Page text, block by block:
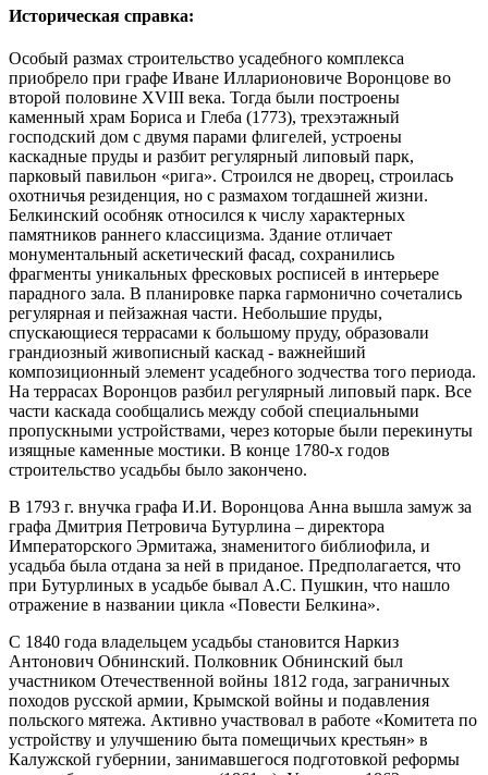
Историческая справка:
Особый размах строительство усадебного комплекса
приобрело при графе Иване Илларионовиче Воронцове во
второй половине XVIII века. Тогда были построены
каменный храм Бориса и Глеба (1773), трехэтажный
господский дом с двумя парами флигелей, устроены
каскадные пруды и разбит регулярный липовый парк,
парковый павильон «рига». Строился не дворец, строилась
охотничья резиденция, но с размахом тогдашней жизни.
Белкинский особняк относился к числу характерных
памятников раннего классицизма. Здание отличает
монументальный аскетический фасад, сохранились
фрагменты уникальных фресковых росписей в интерьере
парадного зала. В планировке парка гармонично сочетались
регулярная и пейзажная части. Небольшие пруды,
спускающиеся террасами к большому пруду, образовали
грандиозный живописный каскад - важнейший
композиционный элемент усадебного зодчества того периода.
На террасах Воронцов разбил регулярный липовый парк. Все
части каскада сообщались между собой специальными
пропускными устройствами, через которые были перекинуты
изящные каменные мостики. В конце 1780-х годов
строительство усадьбы было закончено.
В 1793 г. внучка графа И.И. Воронцова Анна вышла замуж за
графа Дмитрия Петровича Бутурлина – директора
Императорского Эрмитажа, знаменитого библиофила, и
усадьба была отдана за ней в приданое. Предполагается, что
при Бутурлиных в усадьбе бывал А.С. Пушкин, что нашло
отражение в названии цикла «Повести Белкина».
С 1840 года владельцем усадьбы становится Наркиз
Антонович Обнинский. Полковник Обнинский был
участником Отечественной войны 1812 года, заграничных
походов русской армии, Крымской войны и подавления
польского мятежа. Активно участвовал в работе «Комитета по
устройству и улучшению быта помещичьих крестьян» в
Калужской губернии, занимавшегося подготовкой реформы